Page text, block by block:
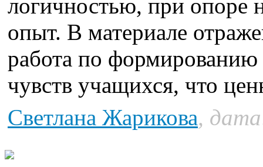
логичностью, при опоре
опыт. В материале
работа по
чувств учащихся, что
Светлана Жарикова,